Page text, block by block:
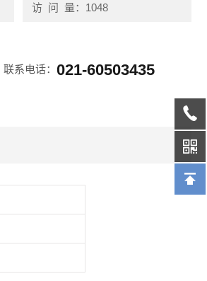
访 问 量：1048
联系电话：021-60503435